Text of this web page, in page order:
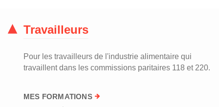
Travailleurs
Pour les travailleurs de l'industrie alimentaire qui
travaillent dans les commissions paritaires 118 et 220.
MES FORMATIONS